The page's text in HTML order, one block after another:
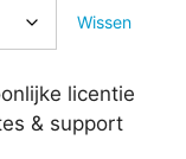
Wissen
licentie
& support